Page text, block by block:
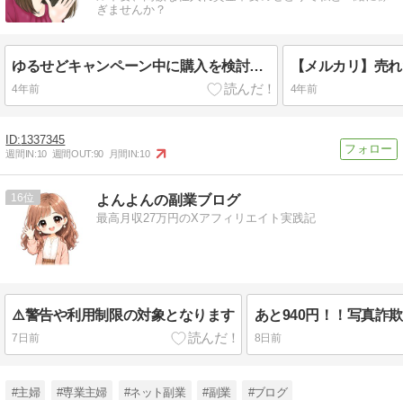
ぎませんか？
ゆるせどキャンペーン中に購入を検討されている方へ
4年前 4年前
1337345
週間IN:10 週間OUT:90 月間IN:10
16 よんよんの副業ブログ
最高月収27万円のXアフィリエイト実践記
⚠️警告や利用制限の対象となります
7日前
あと940円！！写真詐
8日前
#主婦 #専業主婦 #ネット副業 #副業 #ブログ